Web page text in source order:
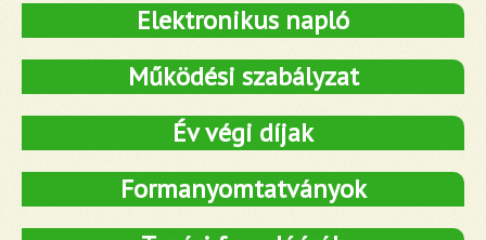
Elektronikus napló
Működési szabályzat
Év végi díjak
Formanyomtatványok